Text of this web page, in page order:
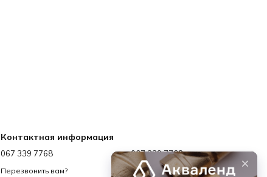
Контактная информация
067 339 7768
Перезвонить вам?
067 339 7768
info@akvalend.ua